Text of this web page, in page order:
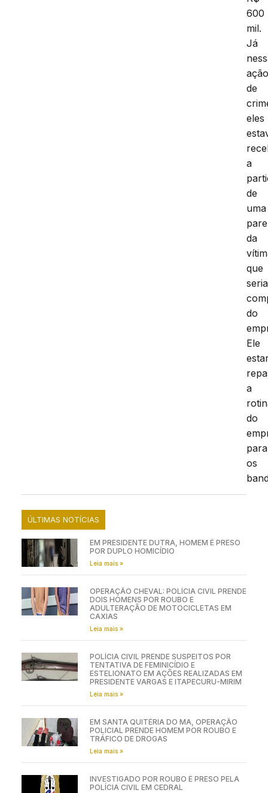
600
mil.
Já
de
eles
a
de
uma
da
que
do
Ele
a
do
para
os
ÚLTIMAS NOTÍCIAS
EM PRESIDENTE DUTRA, HOMEM É PRESO
POR DUPLO HOMICÍDIO
Leia mais »
OPERAÇÃO CHEVAL: POLÍCIA CIVIL PRENDE
DOIS HOMENS POR ROUBO E
ADULTERAÇÃO DE MOTOCICLETAS EM
CAXIAS
Leia mais »
POLÍCIA CIVIL PRENDE SUSPEITOS POR
TENTATIVA DE FEMINICÍDIO E
ESTELIONATO EM AÇÕES REALIZADAS EM
PRESIDENTE VARGAS E ITAPECURU-MIRIM
Leia mais »
EM SANTA QUITÉRIA DO MA, OPERAÇÃO
POLICIAL PRENDE HOMEM POR ROUBO E
TRÁFICO DE DROGAS
Leia mais »
INVESTIGADO POR ROUBO É PRESO PELA
POLÍCIA CIVIL EM CEDRAL